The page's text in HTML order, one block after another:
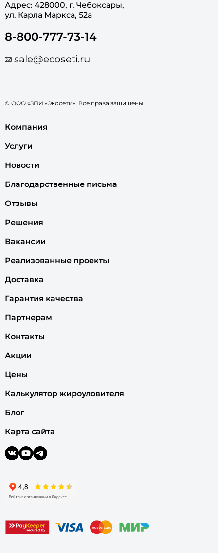
Адрес: 428000, г. Чебоксары,
ул. Карла Маркса, 52а
8-800-777-73-14
sale@ecoseti.ru
© ООО «ЗПИ «Экосети». Все права защищены
Компания
Услуги
Новости
Благодарственные письма
Отзывы
Решения
Вакансии
Реализованные проекты
Доставка
Гарантия качества
Партнерам
Контакты
Акции
Цены
Калькулятор жироуловителя
Блог
Карта сайта